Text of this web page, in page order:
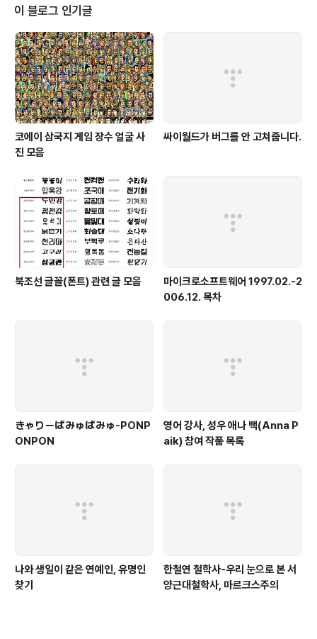
이 블로그 인기글
코에이 삼국지 게임 장수 얼굴 사
진 모음
싸이월드가 버그를 안 고쳐줍니다.
북조선 글꼴(폰트) 관련 글 모음
마이크로소프트웨어 1997.02.-2
006.12. 목차
きゃりーぱみゅぱみゅ-PONP
ONPON
영어 강사, 성우 애나 백(Anna P
aik) 참여 작품 목록
나와 생일이 같은 연예인, 유명인
찾기
한철연 철학사-우리 눈으로 본 서
양근대철학사, 마르크스주의